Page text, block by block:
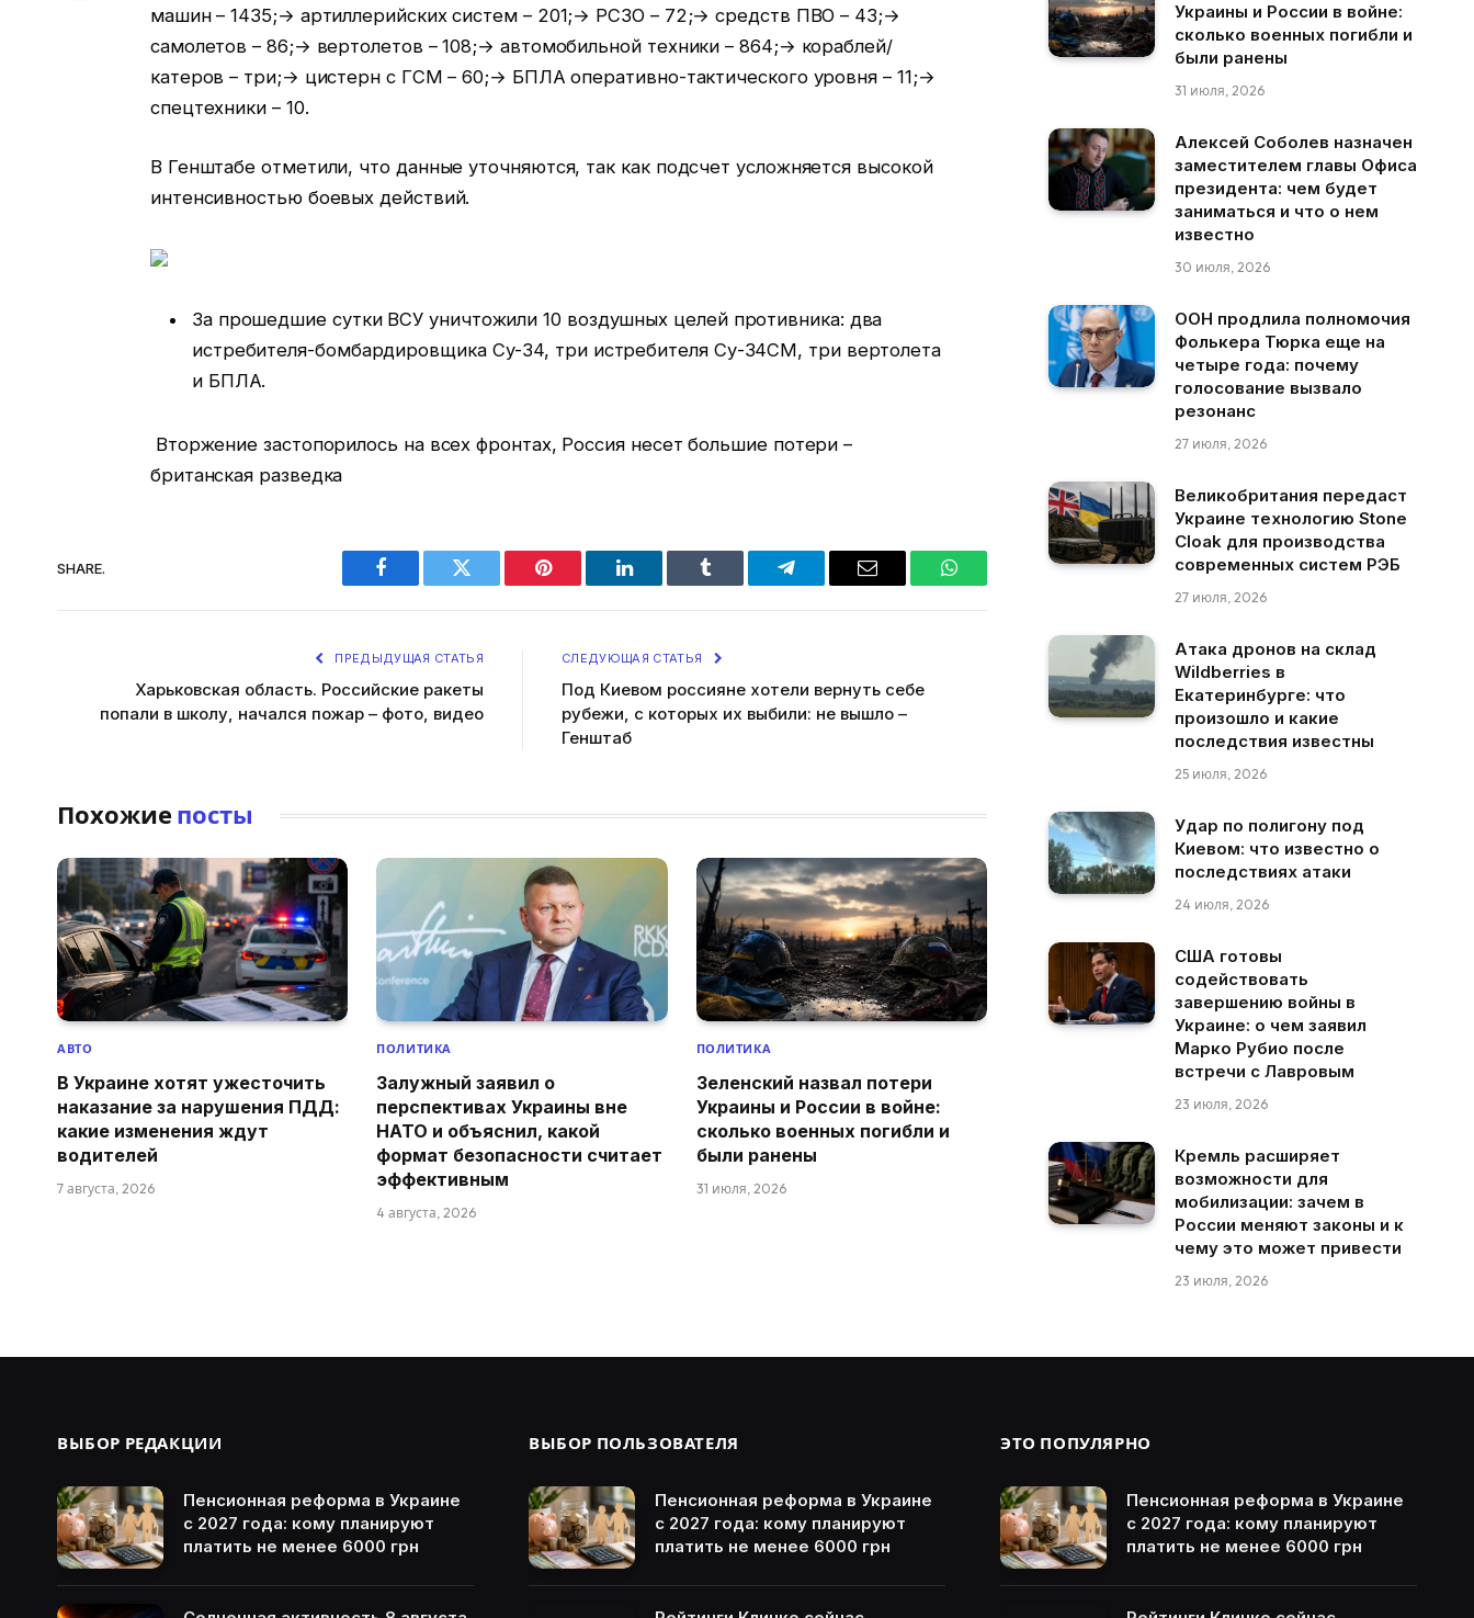
машин – 1435;→ артиллерийских систем – 201;→ РСЗО – 72;→ средств ПВО – 43;→
самолетов – 86;→ вертолетов – 108;→ автомобильной техники – 864;→ кораблей/
катеров – три;→ цистерн с ГСМ – 60;→ БПЛА оперативно-тактического уровня – 11;→
спецтехники – 10.
В Генштабе отметили, что данные уточняются, так как подсчет усложняется высокой
интенсивностью боевых действий.
За прошедшие сутки ВСУ уничтожили 10 воздушных целей противника: два
истребителя-бомбардировщика Су-34, три истребителя Су-34СМ, три вертолета
и БПЛА.
Вторжение застопорилось на всех фронтах, Россия несет большие потери –
британская разведка
SHARE.
Facebook Twitter Pinterest LinkedIn Tumblr Telegram Email WhatsApp
ПРЕДЫДУЩАЯ СТАТЬЯ
Харьковская область. Российские ракеты
попали в школу, начался пожар – фото, видео
СЛЕДУЮЩАЯ СТАТЬЯ
Под Киевом россияне хотели вернуть себе
рубежи, с которых их выбили: не вышло –
Генштаб
Похожие посты
АВТО
В Украине хотят ужесточить
наказание за нарушения ПДД:
какие изменения ждут
водителей
7 августа, 2026
ПОЛИТИКА
Залужный заявил о
перспективах Украины вне
НАТО и объяснил, какой
формат безопасности считает
эффективным
4 августа, 2026
ПОЛИТИКА
Зеленский назвал потери
Украины и России в войне:
сколько военных погибли и
были ранены
31 июля, 2026
Украины и России в войне:
сколько военных погибли и
были ранены
31 июля, 2026
Алексей Соболев назначен
заместителем главы Офиса
президента: чем будет
заниматься и что о нем
известно
30 июля, 2026
ООН продлила полномочия
Фолькера Тюрка еще на
четыре года: почему
голосование вызвало
резонанс
27 июля, 2026
Великобритания передаст
Украине технологию Stone
Cloak для производства
современных систем РЭБ
27 июля, 2026
Атака дронов на склад
Wildberries в
Екатеринбурге: что
произошло и какие
последствия известны
25 июля, 2026
Удар по полигону под
Киевом: что известно о
последствиях атаки
24 июля, 2026
США готовы
содействовать
завершению войны в
Украине: о чем заявил
Марко Рубио после
встречи с Лавровым
23 июля, 2026
Кремль расширяет
возможности для
мобилизации: зачем в
России меняют законы и к
чему это может привести
23 июля, 2026
ВЫБОР РЕДАКЦИИ
Пенсионная реформа в Украине
с 2027 года: кому планируют
платить не менее 6000 грн
ВЫБОР ПОЛЬЗОВАТЕЛЯ
Пенсионная реформа в Украине
с 2027 года: кому планируют
платить не менее 6000 грн
ЭТО ПОПУЛЯРНО
Пенсионная реформа в Украине
с 2027 года: кому планируют
платить не менее 6000 грн